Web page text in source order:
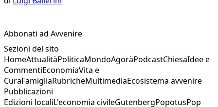
Abbonati ad Avvenire
Sezioni del sito
HomeAttualitàPoliticaMondoAgoràPodcastChiesaIdee e
CommentiEconomiaVita e
CuraFamigliaRubricheMultimediaEcosistema avvenire
Pubblicazioni
Edizioni localiL'economia civileGutenbergPopotusPop